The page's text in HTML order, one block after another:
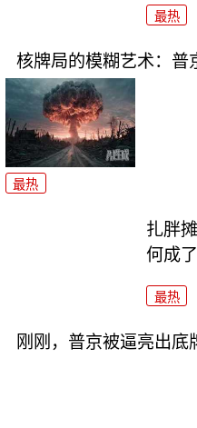
最热
核牌局的模糊艺术：普
最热
扎胖
何成
最热
刚刚，普京被逼亮出底